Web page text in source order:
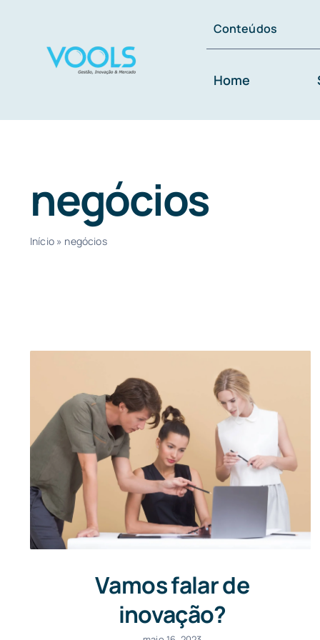
Conteúdos
Home
negócios
Início» negócios
Vamos falar de
inovação?